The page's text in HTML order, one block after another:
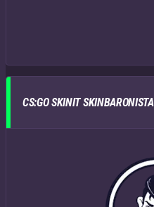
CS:GO SKINIT SKINBARONISTA